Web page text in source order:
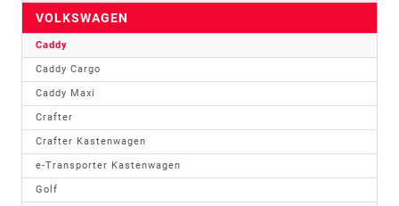
VOLKSWAGEN
Caddy
Caddy Cargo
Caddy Maxi
Crafter
Crafter Kastenwagen
e-Transporter Kastenwagen
Golf